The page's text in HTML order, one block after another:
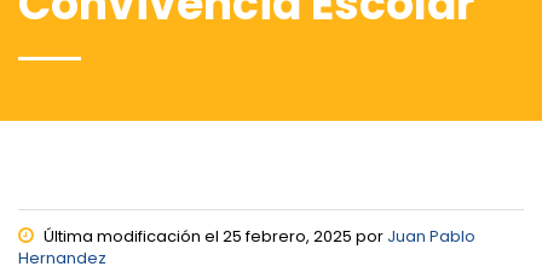
Última modificación el 25 febrero, 2025 por Juan Pablo
Hernandez